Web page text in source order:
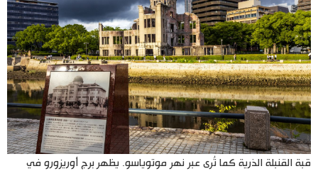
قبة القنبلة الذرية كما تُرى عبر نهر موتوياسو. يظهر برج أوريزورو في